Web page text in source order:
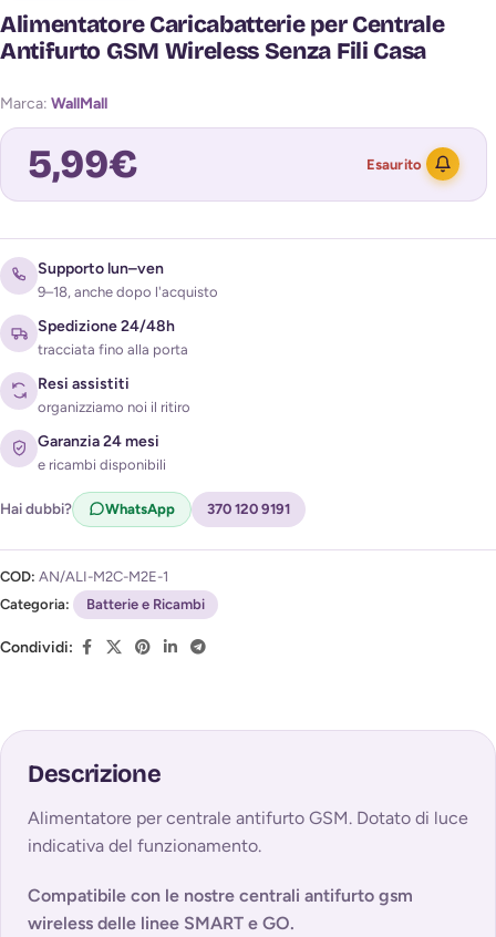
Alimentatore Caricabatterie per Centrale
Antifurto GSM Wireless Senza Fili Casa
Marca: WallMall
5,99€ Esaurito
Acconsento al trattamento dei miei dati per ricevere
l'avviso di disponibilità (
Privacy Policy)
Supporto lun–ven
9–18, anche dopo l'acquisto
Spedizione 24/48h
tracciata fino alla porta
Resi assistiti
organizziamo noi il ritiro
Garanzia 24 mesi
e ricambi disponibili
Hai dubbi? WhatsApp 370 120 9191
COD: AN/ALI-M2C-M2E-1
Categoria:
Batterie e Ricambi
Condividi:
Descrizione
Alimentatore per centrale antifurto GSM. Dotato di luce
indicativa del funzionamento.
Compatibile con le nostre centrali antifurto gsm
wireless delle linee SMART e GO.